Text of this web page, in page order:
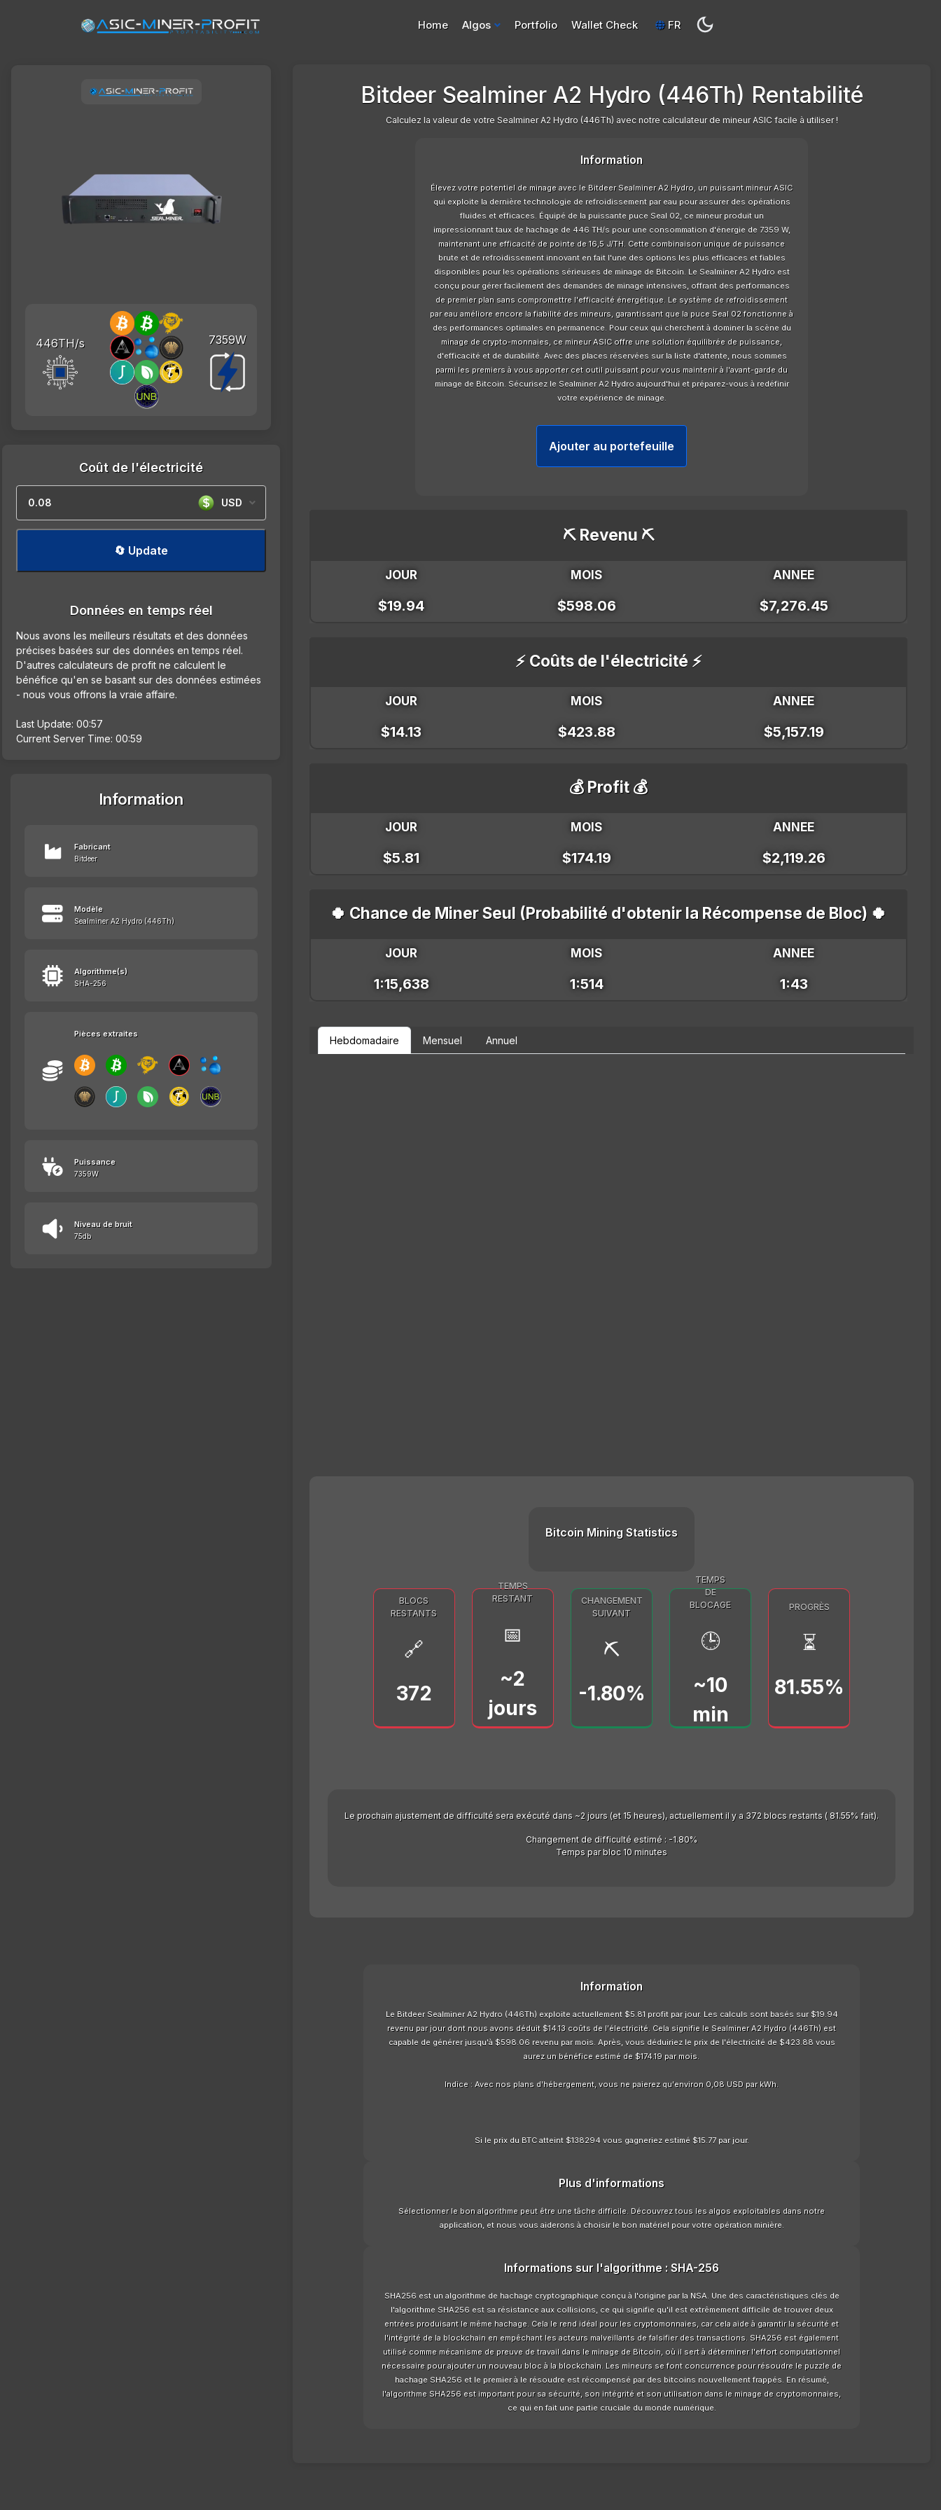
Home Algos Portfolio Wallet Check FR
446TH/s 7359W
Coût de l'électricité
USD
🔄 Update
Données en temps réel
Nous avons les meilleurs résultats et des données
précises basées sur des données en temps réel.
D'autres calculateurs de profit ne calculent le
bénéfice qu'en se basant sur des données estimées
- nous vous offrons la vraie affaire.
Last Update: 00:57
Current Server Time: 00:59
Information
Fabricant
Bitdeer
Modèle
Sealminer A2 Hydro (446Th)
Algorithme(s)
SHA-256
Pièces extraites
Puissance
7359W
Niveau de bruit
75db
Bitdeer Sealminer A2 Hydro (446Th) Rentabilité
Calculez la valeur de votre Sealminer A2 Hydro (446Th) avec notre calculateur de mineur ASIC facile à utiliser !
Information
Élevez votre potentiel de minage avec le Bitdeer Sealminer A2 Hydro, un puissant mineur ASIC
qui exploite la dernière technologie de refroidissement par eau pour assurer des opérations
fluides et efficaces. Équipé de la puissante puce Seal 02, ce mineur produit un
impressionnant taux de hachage de 446 TH/s pour une consommation d'énergie de 7359 W,
maintenant une efficacité de pointe de 16,5 J/TH. Cette combinaison unique de puissance
brute et de refroidissement innovant en fait l'une des options les plus efficaces et fiables
disponibles pour les opérations sérieuses de minage de Bitcoin. Le Sealminer A2 Hydro est
conçu pour gérer facilement des demandes de minage intensives, offrant des performances
de premier plan sans compromettre l'efficacité énergétique. Le système de refroidissement
par eau améliore encore la fiabilité des mineurs, garantissant que la puce Seal 02 fonctionne à
des performances optimales en permanence. Pour ceux qui cherchent à dominer la scène du
minage de crypto-monnaies, ce mineur ASIC offre une solution équilibrée de puissance,
d'efficacité et de durabilité. Avec des places réservées sur la liste d'attente, nous sommes
parmi les premiers à vous apporter cet outil puissant pour vous maintenir à l'avant-garde du
minage de Bitcoin. Sécurisez le Sealminer A2 Hydro aujourd'hui et préparez-vous à redéfinir
votre expérience de minage.
Ajouter au portefeuille
⛏️ Revenu ⛏️
JOUR MOIS ANNEE
$19.94 $598.06 $7,276.45
⚡ Coûts de l'électricité ⚡
JOUR MOIS ANNEE
$14.13 $423.88 $5,157.19
💰 Profit 💰
JOUR MOIS ANNEE
$5.81 $174.19 $2,119.26
🍀 Chance de Miner Seul (Probabilité d'obtenir la Récompense de Bloc) 🍀
JOUR MOIS ANNEE
1:15,638 1:514 1:43
Hebdomadaire Mensuel Annuel
Bitcoin Mining Statistics
BLOCS
RESTANTS
🔗
372
TEMPS
RESTANT
📅
~2
jours
CHANGEMENT
SUIVANT
⛏️
-1.80%
TEMPS
DE
BLOCAGE
🕒
~10
min
PROGRÈS
⏳
81.55%
Le prochain ajustement de difficulté sera exécuté dans ~2 jours (et 15 heures), actuellement il y a 372 blocs restants ( 81.55% fait).
Changement de difficulté estimé : -1.80%
Temps par bloc 10 minutes
Information
Le Bitdeer Sealminer A2 Hydro (446Th) exploite actuellement $5.81 profit par jour. Les calculs sont basés sur $19.94
revenu par jour dont nous avons déduit $14.13 coûts de l'électricité. Cela signifie le Sealminer A2 Hydro (446Th) est
capable de générer jusqu'à $598.06 revenu par mois. Après, vous déduiriez le prix de l'électricité de $423.88 vous
aurez un bénéfice estimé de $174.19 par mois.
Indice : Avec nos plans d'hébergement, vous ne paierez qu'environ 0,08 USD par kWh.
Si le prix du BTC atteint $138294 vous gagneriez estimé $15.77 par jour.
Plus d'informations
Sélectionner le bon algorithme peut être une tâche difficile. Découvrez tous les algos exploitables dans notre
application, et nous vous aiderons à choisir le bon matériel pour votre opération minière.
Informations sur l'algorithme : SHA-256
SHA256 est un algorithme de hachage cryptographique conçu à l'origine par la NSA. Une des caractéristiques clés de
l'algorithme SHA256 est sa résistance aux collisions, ce qui signifie qu'il est extrêmement difficile de trouver deux
entrées produisant le même hachage. Cela le rend idéal pour les cryptomonnaies, car cela aide à garantir la sécurité et
l'intégrité de la blockchain en empêchant les acteurs malveillants de falsifier des transactions. SHA256 est également
utilisé comme mécanisme de preuve de travail dans le minage de Bitcoin, où il sert à déterminer l'effort computationnel
nécessaire pour ajouter un nouveau bloc à la blockchain. Les mineurs se font concurrence pour résoudre le puzzle de
hachage SHA256 et le premier à le résoudre est récompensé par des bitcoins nouvellement frappés. En résumé,
l'algorithme SHA256 est important pour sa sécurité, son intégrité et son utilisation dans le minage de cryptomonnaies,
ce qui en fait une partie cruciale du monde numérique.